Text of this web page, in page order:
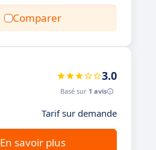
Comparer
3.0
Basé sur 1 avis
Tarif sur demande
En savoir plus